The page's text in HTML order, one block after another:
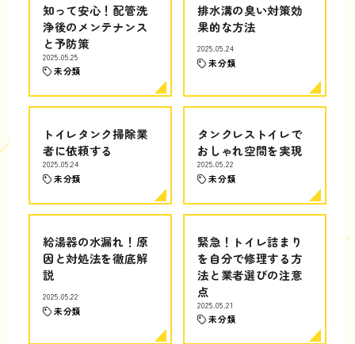
知って安心！配管洗
浄後のメンテナンス
と予防策
2025.05.25
未分類
排水溝の臭い対策効
果的な方法
2025.05.24
未分類
トイレタンク掃除業
者に依頼する
2025.05.24
未分類
タンクレストイレで
おしゃれ空間を実現
2025.05.22
未分類
給湯器の水漏れ！原
因と対処法を徹底解
説
2025.05.22
未分類
緊急！トイレ詰まり
を自分で修理する方
法と業者選びの注意
点
2025.05.21
未分類